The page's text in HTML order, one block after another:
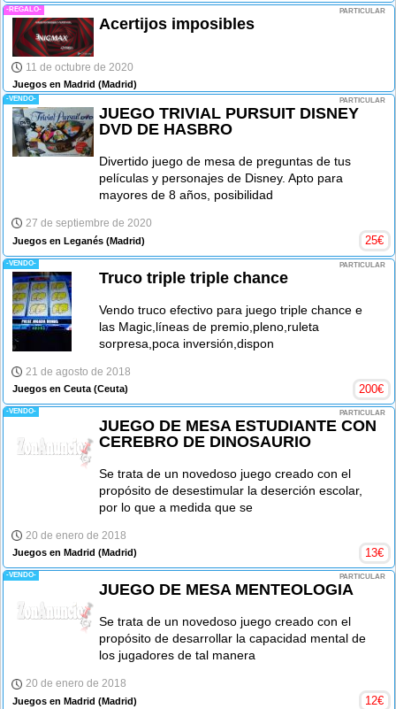
-REGALO- PARTICULAR
Acertijos imposibles
11 de octubre de 2020
Juegos en Madrid (Madrid)
-VENDO- PARTICULAR
JUEGO TRIVIAL PURSUIT DISNEY
DVD DE HASBRO
Divertido juego de mesa de preguntas de tus
películas y personajes de Disney. Apto para
mayores de 8 años, posibilidad
27 de septiembre de 2020
Juegos en Leganés (Madrid) 25€
-VENDO- PARTICULAR
Truco triple triple chance
Vendo truco efectivo para juego triple chance e
las Magic,líneas de premio,pleno,ruleta
sorpresa,poca inversión,dispon
21 de agosto de 2018
Juegos en Ceuta (Ceuta) 200€
-VENDO- PARTICULAR
JUEGO DE MESA ESTUDIANTE CON
CEREBRO DE DINOSAURIO
Se trata de un novedoso juego creado con el
propósito de desestimular la deserción escolar,
por lo que a medida que se
20 de enero de 2018
Juegos en Madrid (Madrid) 13€
-VENDO- PARTICULAR
JUEGO DE MESA MENTEOLOGIA
Se trata de un novedoso juego creado con el
propósito de desarrollar la capacidad mental de
los jugadores de tal manera
20 de enero de 2018
Juegos en Madrid (Madrid) 12€